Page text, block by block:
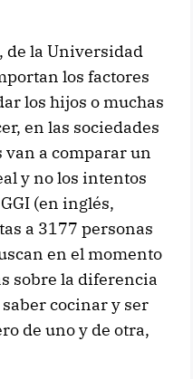
de la Universidad
los factores
los hijos o muchas
en las sociedades
van a comparar un
y no los intentos
(en inglés,
a 3177 personas
en el momento
sobre la diferencia
cocinar y ser
de uno y de otra,